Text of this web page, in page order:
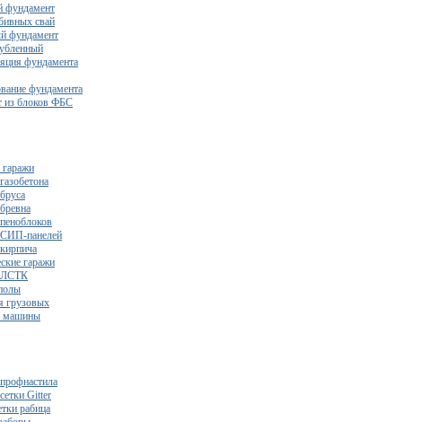
фундамент
свай
фундамент
фундамента
фундамента
из блоков ФБС
панелей
гаражи
ЛСТК
грузовых
машины
Gitter
рабица